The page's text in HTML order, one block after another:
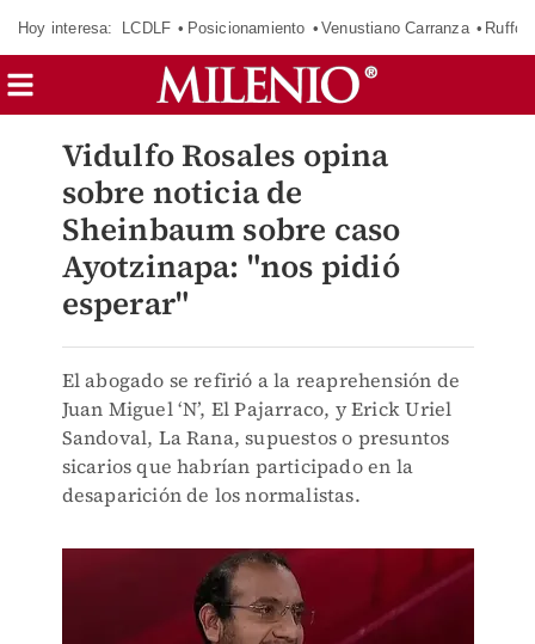
Hoy interesa: LCDLF Posicionamiento Venustiano Carranza Ruffo
Vidulfo Rosales opina
sobre noticia de
Sheinbaum sobre caso
Ayotzinapa: "nos pidió
esperar"
El abogado se refirió a la reaprehensión de
Juan Miguel ‘N’, El Pajarraco, y Erick Uriel
Sandoval, La Rana, supuestos o presuntos
sicarios que habrían participado en la
desaparición de los normalistas.